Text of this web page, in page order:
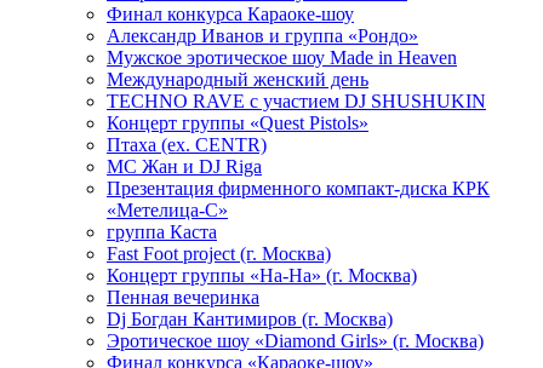
Финал конкурса Караоке-шоу
Александр Иванов и группа «Рондо»
Мужское эротическое шоу Made in Heaven
Международный женский день
TECHNO RAVE с участием DJ SHUSHUKIN
Концерт группы «Quest Pistols»
Птаха (ex. CENTR)
МС Жан и DJ Riga
Презентация фирменного компакт-диска КРК
«Метелица-С»
группа Каста
Fast Foot project (г. Москва)
Концерт группы «На-На» (г. Москва)
Пенная вечеринка
Dj Богдан Кантимиров (г. Москва)
Эротическое шоу «Diamond Girls» (г. Москва)
Финал конкурса «Караоке-шоу»